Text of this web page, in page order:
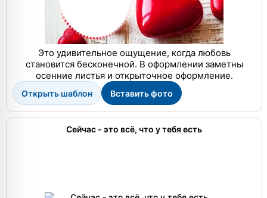
Это удивительное ощущение, когда любовь
становится бесконечной. В оформлении заметны
осенние листья и открыточное оформление.
Открыть шаблон Вставить фото
Сейчас - это всё, что у тебя есть